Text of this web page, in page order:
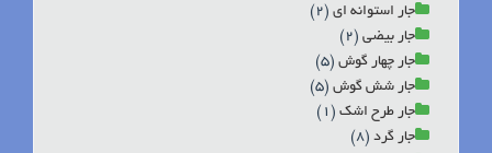
جار استوانه ای (2)
جار بیضی (2)
جار چهار گوش (5)
جار شش گوش (5)
جار طرح اشک (1)
جار گرد (8)